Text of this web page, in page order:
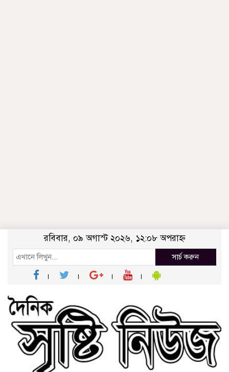
রবিবার, ০৯ অগাস্ট ২০২৬, ১২:০৮ অপরাহ্ন
সার্চ করুন